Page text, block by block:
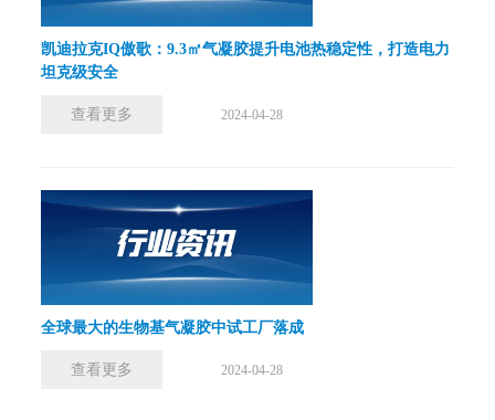
凯迪拉克IQ傲歌：9.3㎡气凝胶提升电池热稳定性，打造电力
坦克级安全
查看更多 2024-04-28
全球最大的生物基气凝胶中试工厂落成
查看更多 2024-04-28